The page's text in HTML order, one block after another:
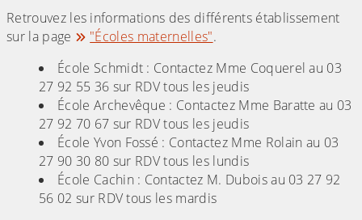
Retrouvez les informations des différents établissement
sur la page
"Écoles maternelles".
École Schmidt : Contactez Mme Coquerel au 03
27 92 55 36 sur RDV tous les jeudis
École Archevêque : Contactez Mme Baratte au 03
27 92 70 67 sur RDV tous les jeudis
École Yvon Fossé : Contactez Mme Rolain au 03
27 90 30 80 sur RDV tous les lundis
École Cachin : Contactez M. Dubois au 03 27 92
56 02 sur RDV tous les mardis